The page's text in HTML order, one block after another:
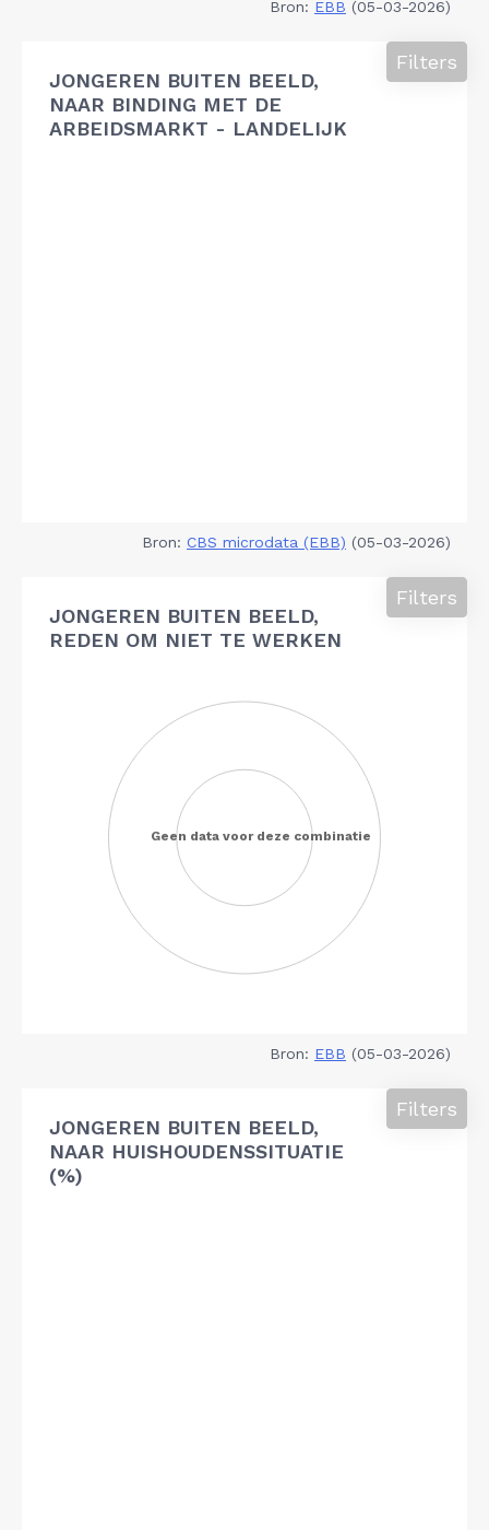
Bron: EBB (05-03-2026)
JONGEREN BUITEN BEELD,
NAAR BINDING MET DE
ARBEIDSMARKT - LANDELIJK
Filters
Bron: CBS microdata (EBB) (05-03-2026)
JONGEREN BUITEN BEELD,
REDEN OM NIET TE WERKEN
Filters
Bron: EBB (05-03-2026)
JONGEREN BUITEN BEELD,
NAAR HUISHOUDENSSITUATIE
(%)
Filters